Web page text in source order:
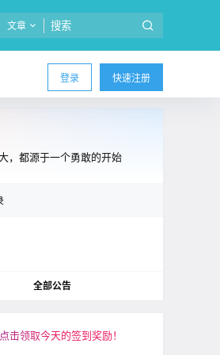
文章
登录 快速注册
，都源于一个勇敢的开始
全部公告
点击领取今天的签到奖励！